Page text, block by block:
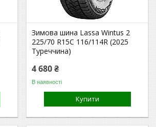
Зимова шина Lassa Wintus 2
225/70 R15C 116/114R (2025
Туреччина)
4 680 ₴
В наявності
Купити